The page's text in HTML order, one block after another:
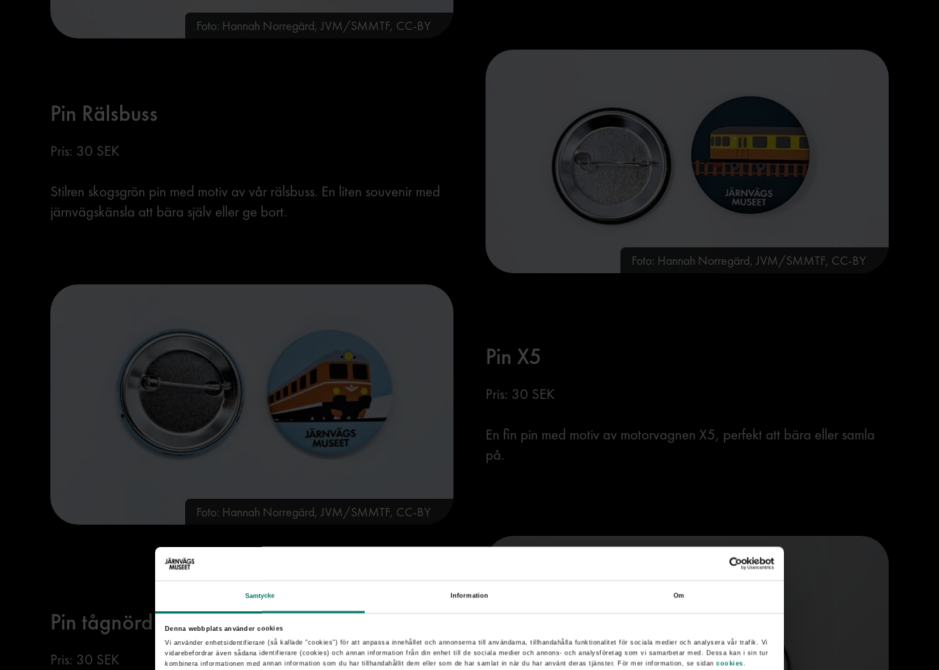
Samtycke Information Om
Denna webbplats använder cookies
Vi använder enhetsidentifierare (så kallade "cookies") för att anpassa innehållet och annonserna till användarna, tillhandahålla funktionalitet för sociala medier och analysera vår trafik. Vi
vidarebefordrar även sådana identifierare (cookies) och annan information från din enhet till de sociala medier och annons- och analysföretag som vi samarbetar med. Dessa kan i sin tur
kombinera informationen med annan information som du har tillhandahållit dem eller som de har samlat in när du har använt deras tjänster. För mer information, se sidancookies .
Foto: Hannah Norregärd, JVM/SMMTF, CC-BY
Foto: Hannah Norregärd, JVM/SMMTF, CC-BY
Pin Rälsbuss
Pris: 30 SEK
Stilren skogsgrön pin med motiv av vår rälsbuss. En liten souvenir med
järnvägskänsla att bära själv eller ge bort.
Foto: Hannah Norregärd, JVM/SMMTF, CC-BY
Pin X5
Pris: 30 SEK
En fin pin med motiv av motorvagnen X5, perfekt att bära eller samla
på.
Pin tågnörd
Pris: 30 SEK